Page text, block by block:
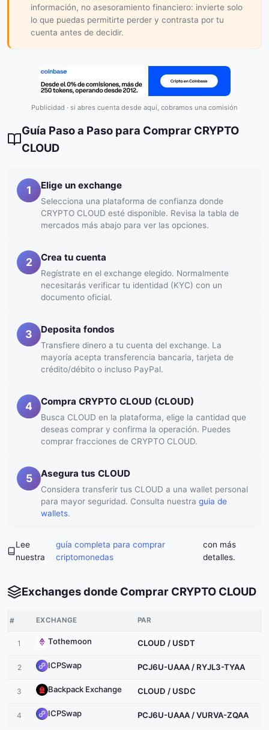
información, no asesoramiento financiero: invierte solo
lo que puedas permitirte perder y contrasta por tu
cuenta antes de decidir.
Publicidad · si abres cuenta desde aquí, cobramos una comisión
Guía Paso a Paso para Comprar CRYPTO
CLOUD
1 Elige un exchange
Selecciona una plataforma de confianza donde
CRYPTO CLOUD esté disponible. Revisa la tabla de
mercados más abajo para ver las opciones.
2 Crea tu cuenta
Regístrate en el exchange elegido. Normalmente
necesitarás verificar tu identidad (KYC) con un
documento oficial.
3 Deposita fondos
Transfiere dinero a tu cuenta del exchange. La
mayoría acepta transferencia bancaria, tarjeta de
crédito/débito o incluso PayPal.
4 Compra CRYPTO CLOUD (CLOUD)
Busca CLOUD en la plataforma, elige la cantidad que
deseas comprar y confirma la operación. Puedes
comprar fracciones de CRYPTO CLOUD.
5 Asegura tus CLOUD
Considera transferir tus CLOUD a una wallet personal
para mayor seguridad. Consulta nuestra guia de
wallets.
Lee
nuestra
guía completa para comprar
criptomonedas
con más
detalles.
Exchanges donde Comprar CRYPTO CLOUD
# EXCHANGE PAR
1 Tothemoon CLOUD / USDT
2 ICPSwap PCJ6U-UAAA / RYJL3-TYAA
3 Backpack Exchange CLOUD / USDC
4 ICPSwap PCJ6U-UAAA / VURVA-ZQAA